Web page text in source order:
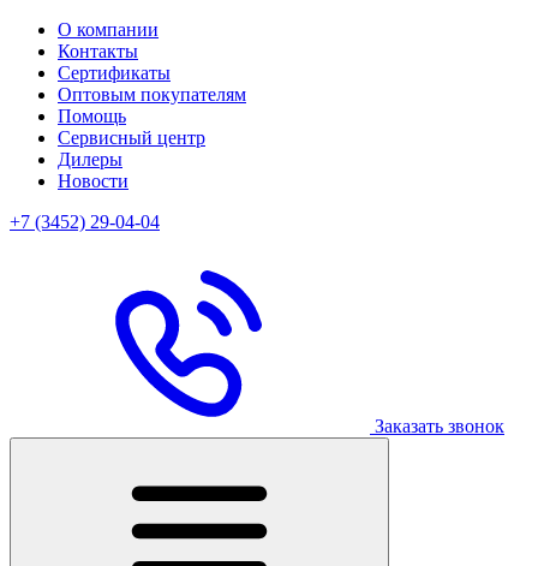
О компании
Контакты
Сертификаты
Оптовым покупателям
Помощь
Сервисный центр
Дилеры
Новости
+7 (3452) 29-04-04
Заказать звонок